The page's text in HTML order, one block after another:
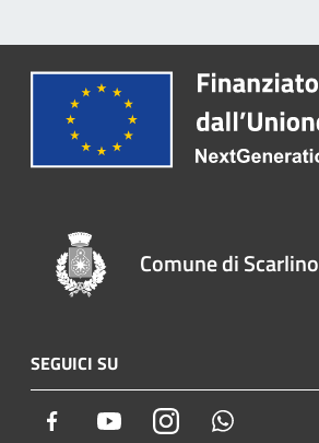
Comune di Scarlino
SEGUICI SU
Facebook YoutubeInstagram